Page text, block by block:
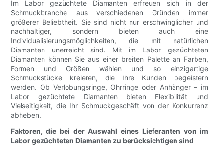
Im Labor gezüchtete Diamanten erfreuen sich in der
Schmuckbranche aus verschiedenen Gründen immer
größerer Beliebtheit. Sie sind nicht nur erschwinglicher und
nachhaltiger, sondern bieten auch eine
Individualisierungsmöglichkeiten, die mit natürlichen
Diamanten unerreicht sind. Mit im Labor gezüchteten
Diamanten können Sie aus einer breiten Palette an Farben,
Formen und Größen wählen und so einzigartige
Schmuckstücke kreieren, die Ihre Kunden begeistern
werden. Ob Verlobungsringe, Ohrringe oder Anhänger – im
Labor gezüchtete Diamanten bieten Flexibilität und
Vielseitigkeit, die Ihr Schmuckgeschäft von der Konkurrenz
abheben.
Faktoren, die bei der Auswahl eines Lieferanten von im
Labor gezüchteten Diamanten zu berücksichtigen sind